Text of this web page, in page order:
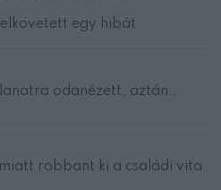
egy hibát
odanézett, aztán…
robbant ki a családi vita